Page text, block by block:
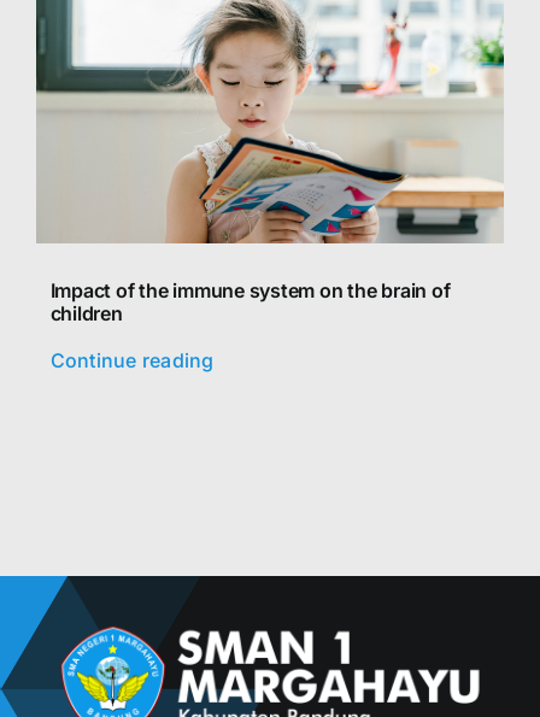
Impact of the immune system on the brain of
children
Continue reading